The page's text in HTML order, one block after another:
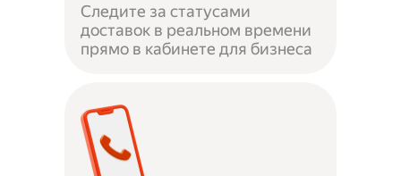
Следите за статусами
доставок в реальном времени
прямо в кабинете для бизнеса